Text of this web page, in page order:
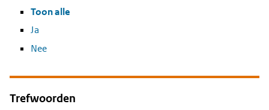
Toon alle
Ja
Nee
Trefwoorden